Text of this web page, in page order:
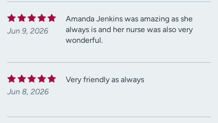
Jun 9, 2026
Amanda Jenkins was amazing as she
always is and her nurse was also very
wonderful.
Jun 8, 2026
Very friendly as always